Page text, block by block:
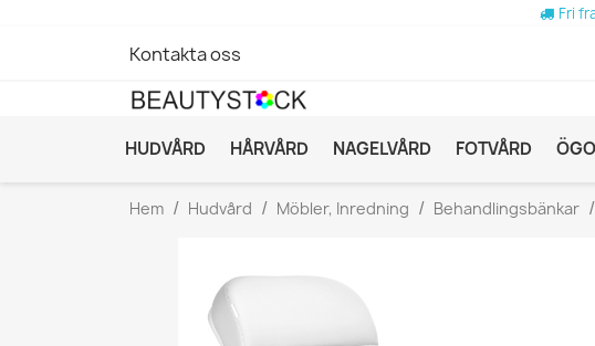
Fri
Kontakta oss
HUDVÅRD HÅRVÅRD NAGELVÅRD FOTVÅRD
Hem Hudvård Möbler, Inredning Behandlingsbänkar